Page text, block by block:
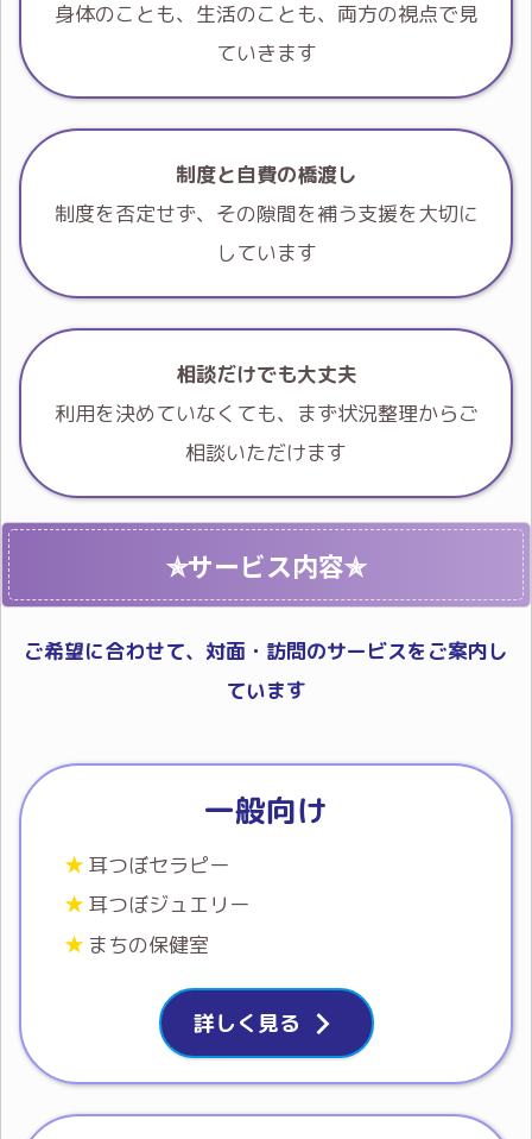
身体のことも、生活のことも、両方の視点で見
ていきます
制度と自費の橋渡し
制度を否定せず、その隙間を補う支援を大切に
しています
相談だけでも大丈夫
利用を決めていなくても、まず状況整理からご
相談いただけます
✯サービス内容✯
ご希望に合わせて、対面・訪問のサービスをご案内し
ています
一般向け
耳つぼセラピー
耳つぼジュエリー
まちの保健室
詳しく見る